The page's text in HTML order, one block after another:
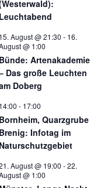
Leuchtabend
15. August @ 21:30 - 16.
@ 1:00
Bünde: Artenakademie
Das große Leuchten
Doberg
14:00 - 17:00
Bornheim, Quarzgrube
Brenig: Infotag im
Naturschutzgebiet
August @ 19:00 -22.
@ 1:00